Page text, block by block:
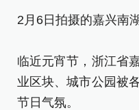
2月6日拍摄的嘉兴南
临近元宵节，浙江省
业区块、城市公园被
节日气氛。